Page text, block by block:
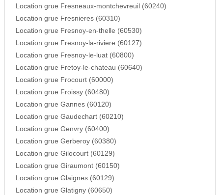
Location grue Fresneaux-montchevreuil (60240)
Location grue Fresnieres (60310)
Location grue Fresnoy-en-thelle (60530)
Location grue Fresnoy-la-riviere (60127)
Location grue Fresnoy-le-luat (60800)
Location grue Fretoy-le-chateau (60640)
Location grue Frocourt (60000)
Location grue Froissy (60480)
Location grue Gannes (60120)
Location grue Gaudechart (60210)
Location grue Genvry (60400)
Location grue Gerberoy (60380)
Location grue Gilocourt (60129)
Location grue Giraumont (60150)
Location grue Glaignes (60129)
Location grue Glatigny (60650)